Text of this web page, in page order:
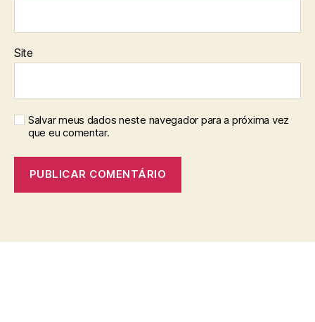
Site
Salvar meus dados neste navegador para a próxima vez
que eu comentar.